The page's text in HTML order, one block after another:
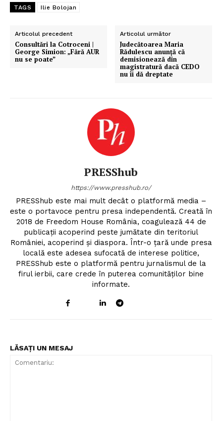
TAGS Ilie Bolojan
Articolul precedent
Consultări la Cotroceni |
George Simion: „Fără AUR
nu se poate”
Articolul următor
Judecătoarea Maria
Rădulescu anunță că
demisionează din
magistratură dacă CEDO
nu îi dă dreptate
PRESShub
https://www.presshub.ro/
PRESShub este mai mult decât o platformă media –
este o portavoce pentru presa independentă. Creată în
2018 de Freedom House România, coagulează 44 de
publicații acoperind peste jumătate din teritoriul
României, acoperind și diaspora. Într-o țară unde presa
locală este adesea sufocată de interese politice,
PRESShub este o platformă pentru jurnalismul de la
firul ierbii, care crede în puterea comunităților bine
informate.
LĂSAȚI UN MESAJ